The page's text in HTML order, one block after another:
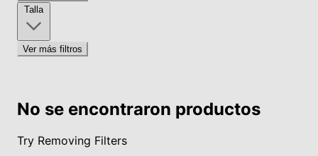
Talla
Ver más filtros
No se encontraron productos
Try Removing Filters